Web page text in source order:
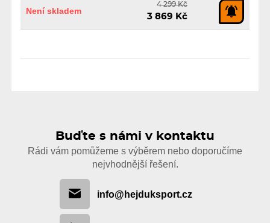
Není skladem
4 299 Kč
3 869 Kč
Buďte s námi v kontaktu
Rádi vám pomůžeme s výběrem nebo doporučíme
nejvhodnější řešení.
info@hejduksport.cz